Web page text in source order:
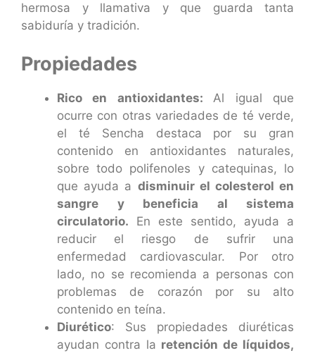
hermosa y llamativa y que guarda tanta
sabiduría y tradición.
Propiedades
Rico en antioxidantes: Al igual que
ocurre con otras variedades de té verde,
el té Sencha destaca por su gran
contenido en antioxidantes naturales,
sobre todo polifenoles y catequinas, lo
que ayuda a disminuir el colesterol en
sangre y beneficia al sistema
circulatorio. En este sentido, ayuda a
reducir el riesgo de sufrir una
enfermedad cardiovascular. Por otro
lado, no se recomienda a personas con
problemas de corazón por su alto
contenido en teína.
Diurético: Sus propiedades diuréticas
ayudan contra la retención de líquidos,